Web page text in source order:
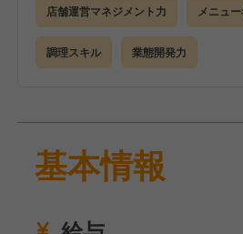
店舗運営マネジメント力 メニュ
調理スキル 業態開発力
基本情報